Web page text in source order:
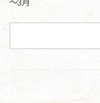
～3月